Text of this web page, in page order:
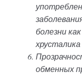
болезни
обменных